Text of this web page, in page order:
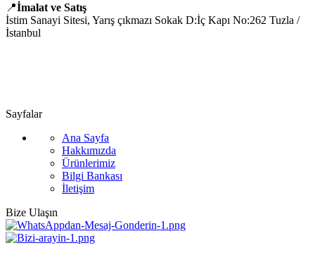
📍İmalat ve Satış
İstim Sanayi Sitesi, Yarış çıkmazı Sokak D:İç Kapı No:262 Tuzla /
İstanbul
Sayfalar
Ana Sayfa
Hakkımızda
Ürünlerimiz
Bilgi Bankası
İletişim
Bize Ulaşın